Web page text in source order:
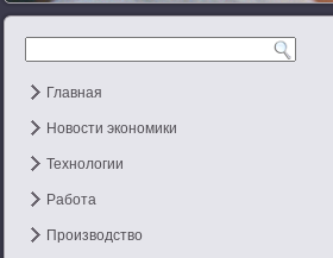
Главная
Новости экономики
Технологии
Работа
Производство